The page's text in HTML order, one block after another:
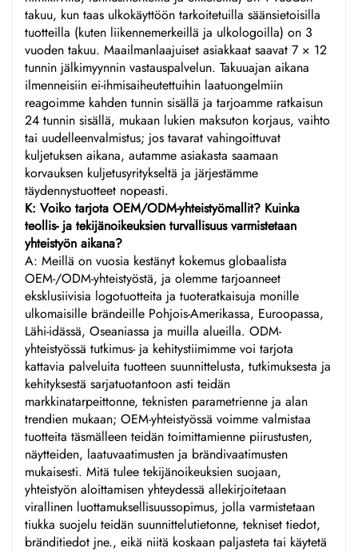
takuu, kun taas ulkokäyttöön tarkoitetuilla säänsietoisilla
tuotteilla (kuten liikennemerkeillä ja ulkologoilla) on 3
vuoden takuu. Maailmanlaajuiset asiakkaat saavat 7 × 12
tunnin jälkimyynnin vastauspalvelun. Takuuajan aikana
ilmenneisiin ei-ihmisaiheutettuihin laatuongelmiin
reagoimme kahden tunnin sisällä ja tarjoamme ratkaisun
24 tunnin sisällä, mukaan lukien maksuton korjaus, vaihto
tai uudelleenvalmistus; jos tavarat vahingoittuvat
kuljetuksen aikana, autamme asiakasta saamaan
korvauksen kuljetusyritykseltä ja järjestämme
täydennystuotteet nopeasti.
K: Voiko tarjota OEM/ODM-yhteistyömallit? Kuinka
teollis- ja tekijänoikeuksien turvallisuus varmistetaan
yhteistyön aikana?
A: Meillä on vuosia kestänyt kokemus globaalista
OEM-/ODM-yhteistyöstä, ja olemme tarjoanneet
eksklusiivisia logotuotteita ja tuoteratkaisuja monille
ulkomaisille brändeille Pohjois-Amerikassa, Euroopassa,
Lähi-idässä, Oseaniassa ja muilla alueilla. ODM-
yhteistyössä tutkimus- ja kehitystiimimme voi tarjota
kattavia palveluita tuotteen suunnittelusta, tutkimuksesta ja
kehityksestä sarjatuotantoon asti teidän
markkinatarpeittonne, teknisten parametrienne ja alan
trendien mukaan; OEM-yhteistyössä voimme valmistaa
tuotteita täsmälleen teidän toimittamienne piirustusten,
näytteiden, laatuvaatimusten ja brändivaatimusten
mukaisesti. Mitä tulee tekijänoikeuksien suojaan,
yhteistyön aloittamisen yhteydessä allekirjoitetaan
virallinen luottamuksellisuussopimus, jolla varmistetaan
tiukka suojelu teidän suunnittelutietonne, tekniset tiedot,
bränditiedot jne., eikä niitä koskaan paljasteta tai käytetä